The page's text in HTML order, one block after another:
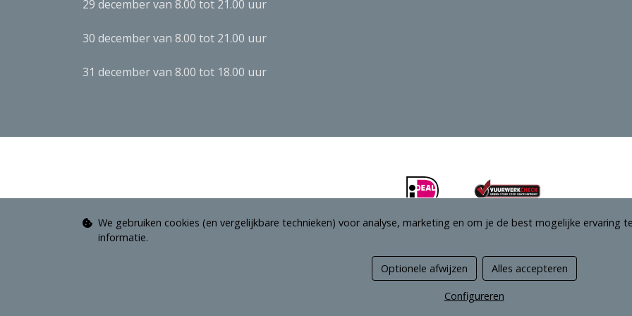
We gebruiken cookies (en vergelijkbare technieken) voor analyse, marketing en om je de best mogelijke ervaring
informatie.
Optionele afwijzen Alles accepteren
Configureren
29 december van 8.00 tot 21.00 uur
30 december van 8.00 tot 21.00 uur
31 december van 8.00 tot 18.00 uur
Managed hosting